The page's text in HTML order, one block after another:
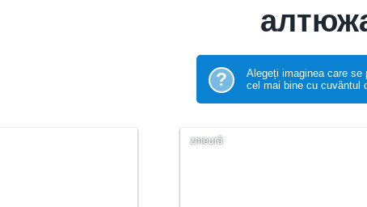
?
Alegeți imaginea care se
cel mai bine cu cuvântul
zmeură